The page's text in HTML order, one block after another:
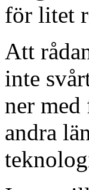
för litet
Att
inte
ner
andra